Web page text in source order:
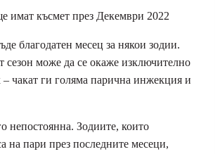
благодатен месец за някои зодии.
сезон може да се окаже изключително
– чакат ги голяма парична инжекция и
непостоянна. Зодиите, които
на пари през последните месеци,